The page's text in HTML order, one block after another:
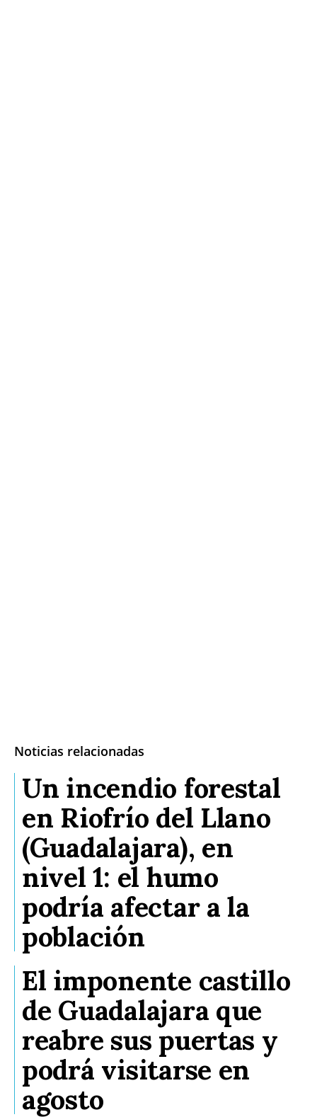
Noticias relacionadas
Un incendio forestal
en Riofrío del Llano
(Guadalajara), en
nivel 1: el humo
podría afectar a la
población
El imponente castillo
de Guadalajara que
reabre sus puertas y
podrá visitarse en
agosto